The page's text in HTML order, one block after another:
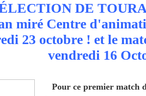
DE
miré Centre
23 octobre ! et le
vendredi 16
Pour ce premier match